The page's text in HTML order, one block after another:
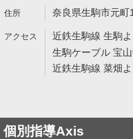
奈良県生駒市元町
近鉄生駒線 生駒
生駒ケーブル 宝
近鉄生駒線 菜畑
個別指導Axis